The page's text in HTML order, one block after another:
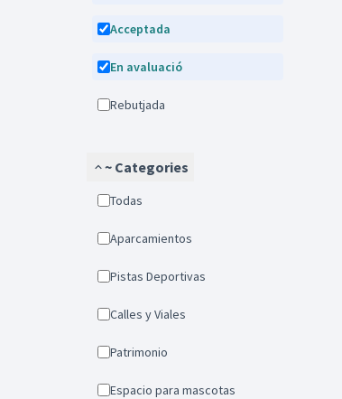
Acceptada
En avaluació
Rebutjada
~ Categories
Todas
Aparcamientos
Pistas Deportivas
Calles y Viales
Patrimonio
Espacio para mascotas